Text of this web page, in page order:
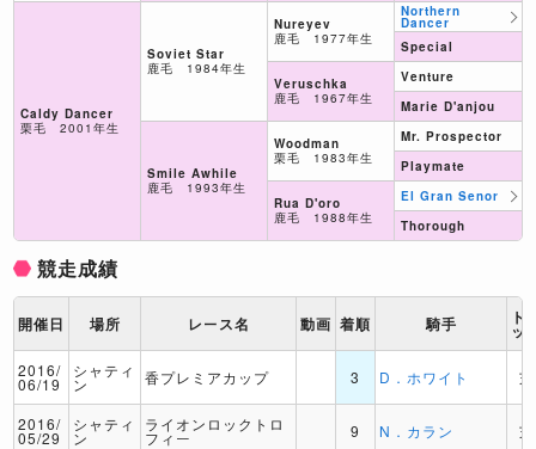
Caldy Dancer
栗毛 2001年生
Soviet Star
鹿毛 1984年生
Smile Awhile
鹿毛 1993年生
Nureyev
鹿毛 1977年生
Veruschka
鹿毛 1967年生
Woodman
栗毛 1983年生
Rua D'oro
鹿毛 1988年生
Northern
Dancer
Special
Venture
Marie D'anjou
Mr. Prospector
Playmate
El Gran Senor
Thorough
競走成績
開催日 場所 レース名 動画 着順 騎手 ト
ッ
2016/
06/19
シャティ
ン 香プレミアカップ 3 D．ホワイト 芝
2016/
05/29
シャティ
ン
ライオンロックトロ
フィー 9 N．カラン 芝